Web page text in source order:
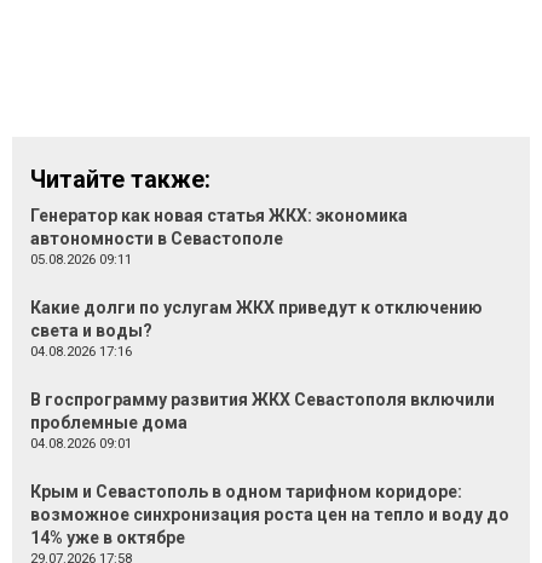
Читайте также:
Генератор как новая статья ЖКХ: экономика
автономности в Севастополе
05.08.2026 09:11
Какие долги по услугам ЖКХ приведут к отключению
света и воды?
04.08.2026 17:16
В госпрограмму развития ЖКХ Севастополя включили
проблемные дома
04.08.2026 09:01
Крым и Севастополь в одном тарифном коридоре:
возможное синхронизация роста цен на тепло и воду до
14% уже в октябре
29.07.2026 17:58